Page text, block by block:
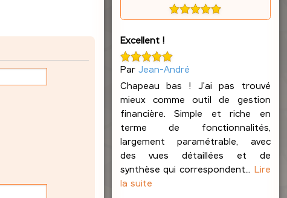
Excellent !
Par Jean-André
Chapeau bas ! J'ai pas trouvé
mieux comme outil de gestion
financière. Simple et riche en
terme de fonctionnalités,
largement paramétrable, avec
des vues détaillées et de
synthèse qui correspondent... Lire
la suite